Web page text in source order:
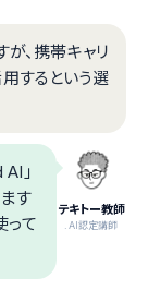
、携帯キャリ
するという選
テキトー教師
.AI認定講師
」
す
って